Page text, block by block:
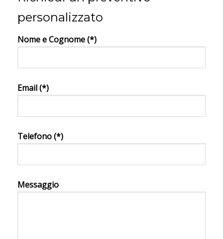
personalizzato
Nome e Cognome (*)
Email (*)
Telefono (*)
Messaggio